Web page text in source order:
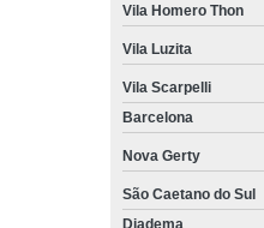
Vila Homero Thon
Vila Luzita
Vila Scarpelli
Barcelona
Nova Gerty
São Caetano do Sul
Diadema